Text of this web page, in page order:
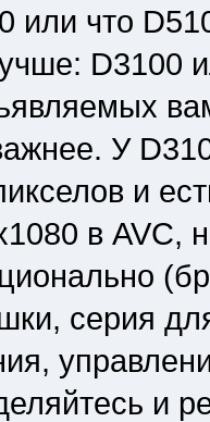
или что
D3100
У
и
в AVC,
серия
и